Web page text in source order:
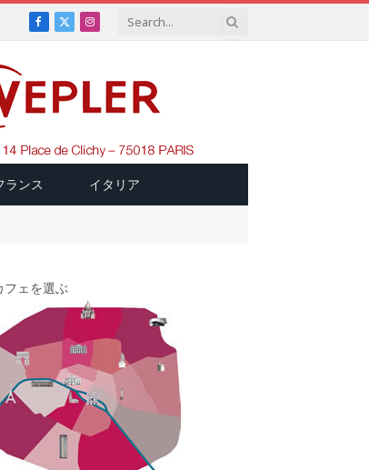
Facebook
X
Instagram
ランス イタリア
フェを選ぶ